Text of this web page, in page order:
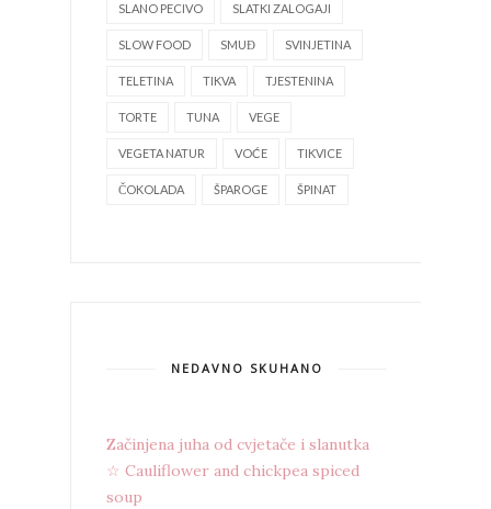
SLANO PECIVO SLATKI ZALOGAJI
SLOW FOOD SMUĐ SVINJETINA
TELETINA TIKVA TJESTENINA
TORTE TUNA VEGE
VEGETA NATUR VOĆE TIKVICE
ČOKOLADA ŠPAROGE ŠPINAT
NEDAVNO SKUHANO
Začinjena juha od cvjetače i slanutka
☆ Cauliflower and chickpea spiced
soup